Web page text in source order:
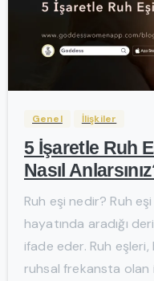
Genel İlişkiler
5 İşaretle Ruh
Nasıl
Ruh eşi nedir? Ruh
hayatında aradığı
ifade eder. Ruh
ruhsal frekansta olan